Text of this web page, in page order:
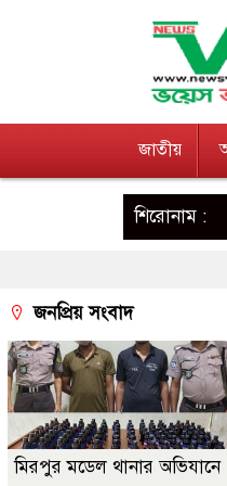
জাতীয়
শিরোনাম :
জনপ্রিয় সংবাদ
মিরপুর মডেল থানার অভিযানে